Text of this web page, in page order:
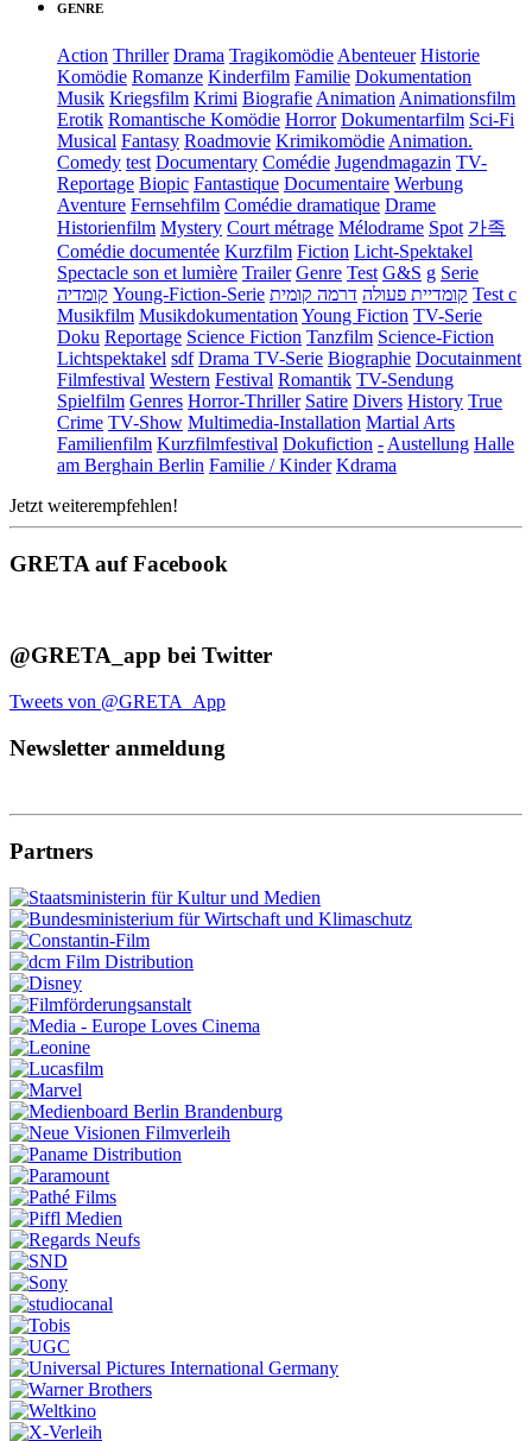
GENRE
Action Thriller Drama Tragikomödie Abenteuer Historie
Komödie Romanze Kinderfilm Familie Dokumentation
Musik Kriegsfilm Krimi Biografie Animation Animationsfilm
Erotik Romantische Komödie Horror Dokumentarfilm Sci-Fi
Musical Fantasy Roadmovie Krimikomödie Animation.
Comedy test Documentary Comédie Jugendmagazin TV-
Reportage Biopic Fantastique Documentaire Werbung
Aventure Fernsehfilm Comédie dramatique Drame
Historienfilm Mystery Court métrage Mélodrame Spot 가족
Comédie documentée Kurzfilm Fiction Licht-Spektakel
Spectacle son et lumière Trailer Genre Test G&S g Serie
קומדיה Young-Fiction-Serie קומדיית פעולה דרמה קומית
Test c
Musikfilm Musikdokumentation Young Fiction TV-Serie
Doku Reportage Science Fiction Tanzfilm Science-Fiction
Lichtspektakel sdf Drama TV-Serie Biographie Docutainment
Filmfestival Western Festival Romantik TV-Sendung
Spielfilm Genres Horror-Thriller Satire Divers History True
Crime TV-Show Multimedia-Installation Martial Arts
Familienfilm Kurzfilmfestival Dokufiction - Austellung Halle
am Berghain Berlin Familie / Kinder Kdrama
Jetzt weiterempfehlen!
GRETA auf Facebook
@GRETA_app bei Twitter
Tweets von @GRETA_App
Newsletter anmeldung
Partners